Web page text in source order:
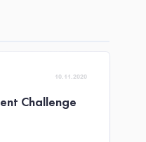
10.11.2020
Challenge